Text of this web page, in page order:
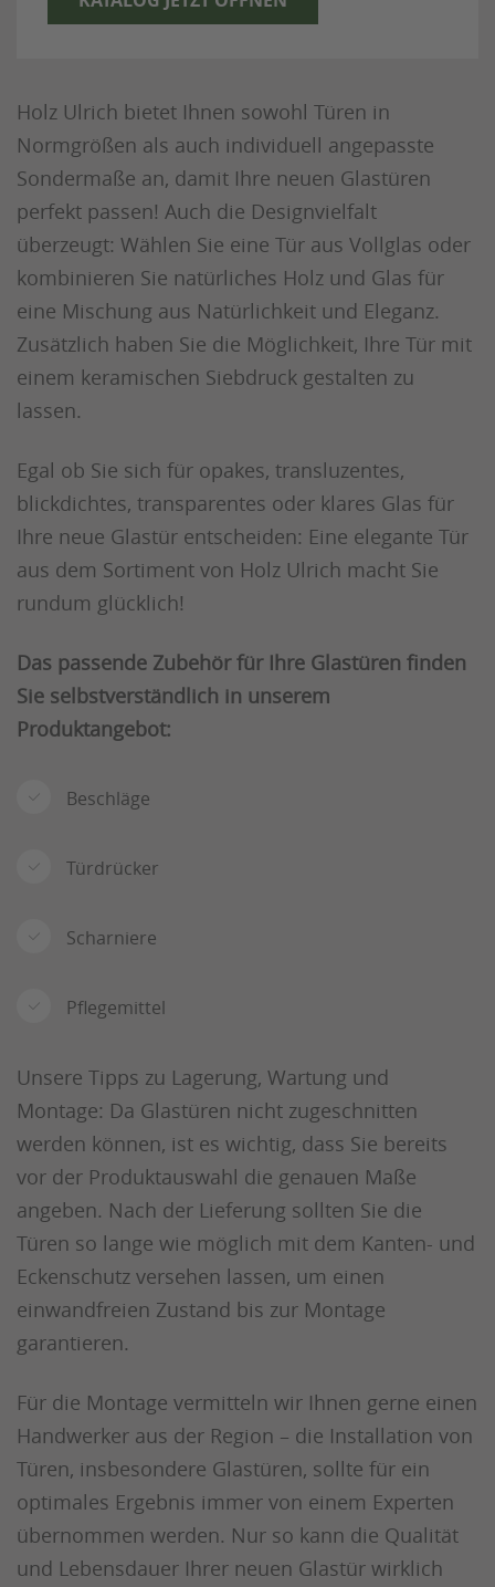
Holz Ulrich bietet Ihnen sowohl Türen in
Normgrößen als auch individuell angepasste
Sondermaße an, damit Ihre neuen Glastüren
perfekt passen! Auch die Designvielfalt
überzeugt: Wählen Sie eine Tür aus Vollglas oder
kombinieren Sie natürliches Holz und Glas für
eine Mischung aus Natürlichkeit und Eleganz.
Zusätzlich haben Sie die Möglichkeit, Ihre Tür mit
einem keramischen Siebdruck gestalten zu
lassen.
Egal ob Sie sich für opakes, transluzentes,
blickdichtes, transparentes oder klares Glas für
Ihre neue Glastür entscheiden: Eine elegante Tür
aus dem Sortiment von Holz Ulrich macht Sie
rundum glücklich!
Das passende Zubehör für Ihre Glastüren finden
Sie selbstverständlich in unserem
Produktangebot:
Beschläge
Türdrücker
Scharniere
Pflegemittel
Unsere Tipps zu Lagerung, Wartung und
Montage: Da Glastüren nicht zugeschnitten
werden können, ist es wichtig, dass Sie bereits
vor der Produktauswahl die genauen Maße
angeben. Nach der Lieferung sollten Sie die
Türen so lange wie möglich mit dem Kanten- und
Eckenschutz versehen lassen, um einen
einwandfreien Zustand bis zur Montage
garantieren.
Für die Montage vermitteln wir Ihnen gerne einen
Handwerker aus der Region – die Installation von
Türen, insbesondere Glastüren, sollte für ein
optimales Ergebnis immer von einem Experten
übernommen werden. Nur so kann die Qualität
und Lebensdauer Ihrer neuen Glastür wirklich